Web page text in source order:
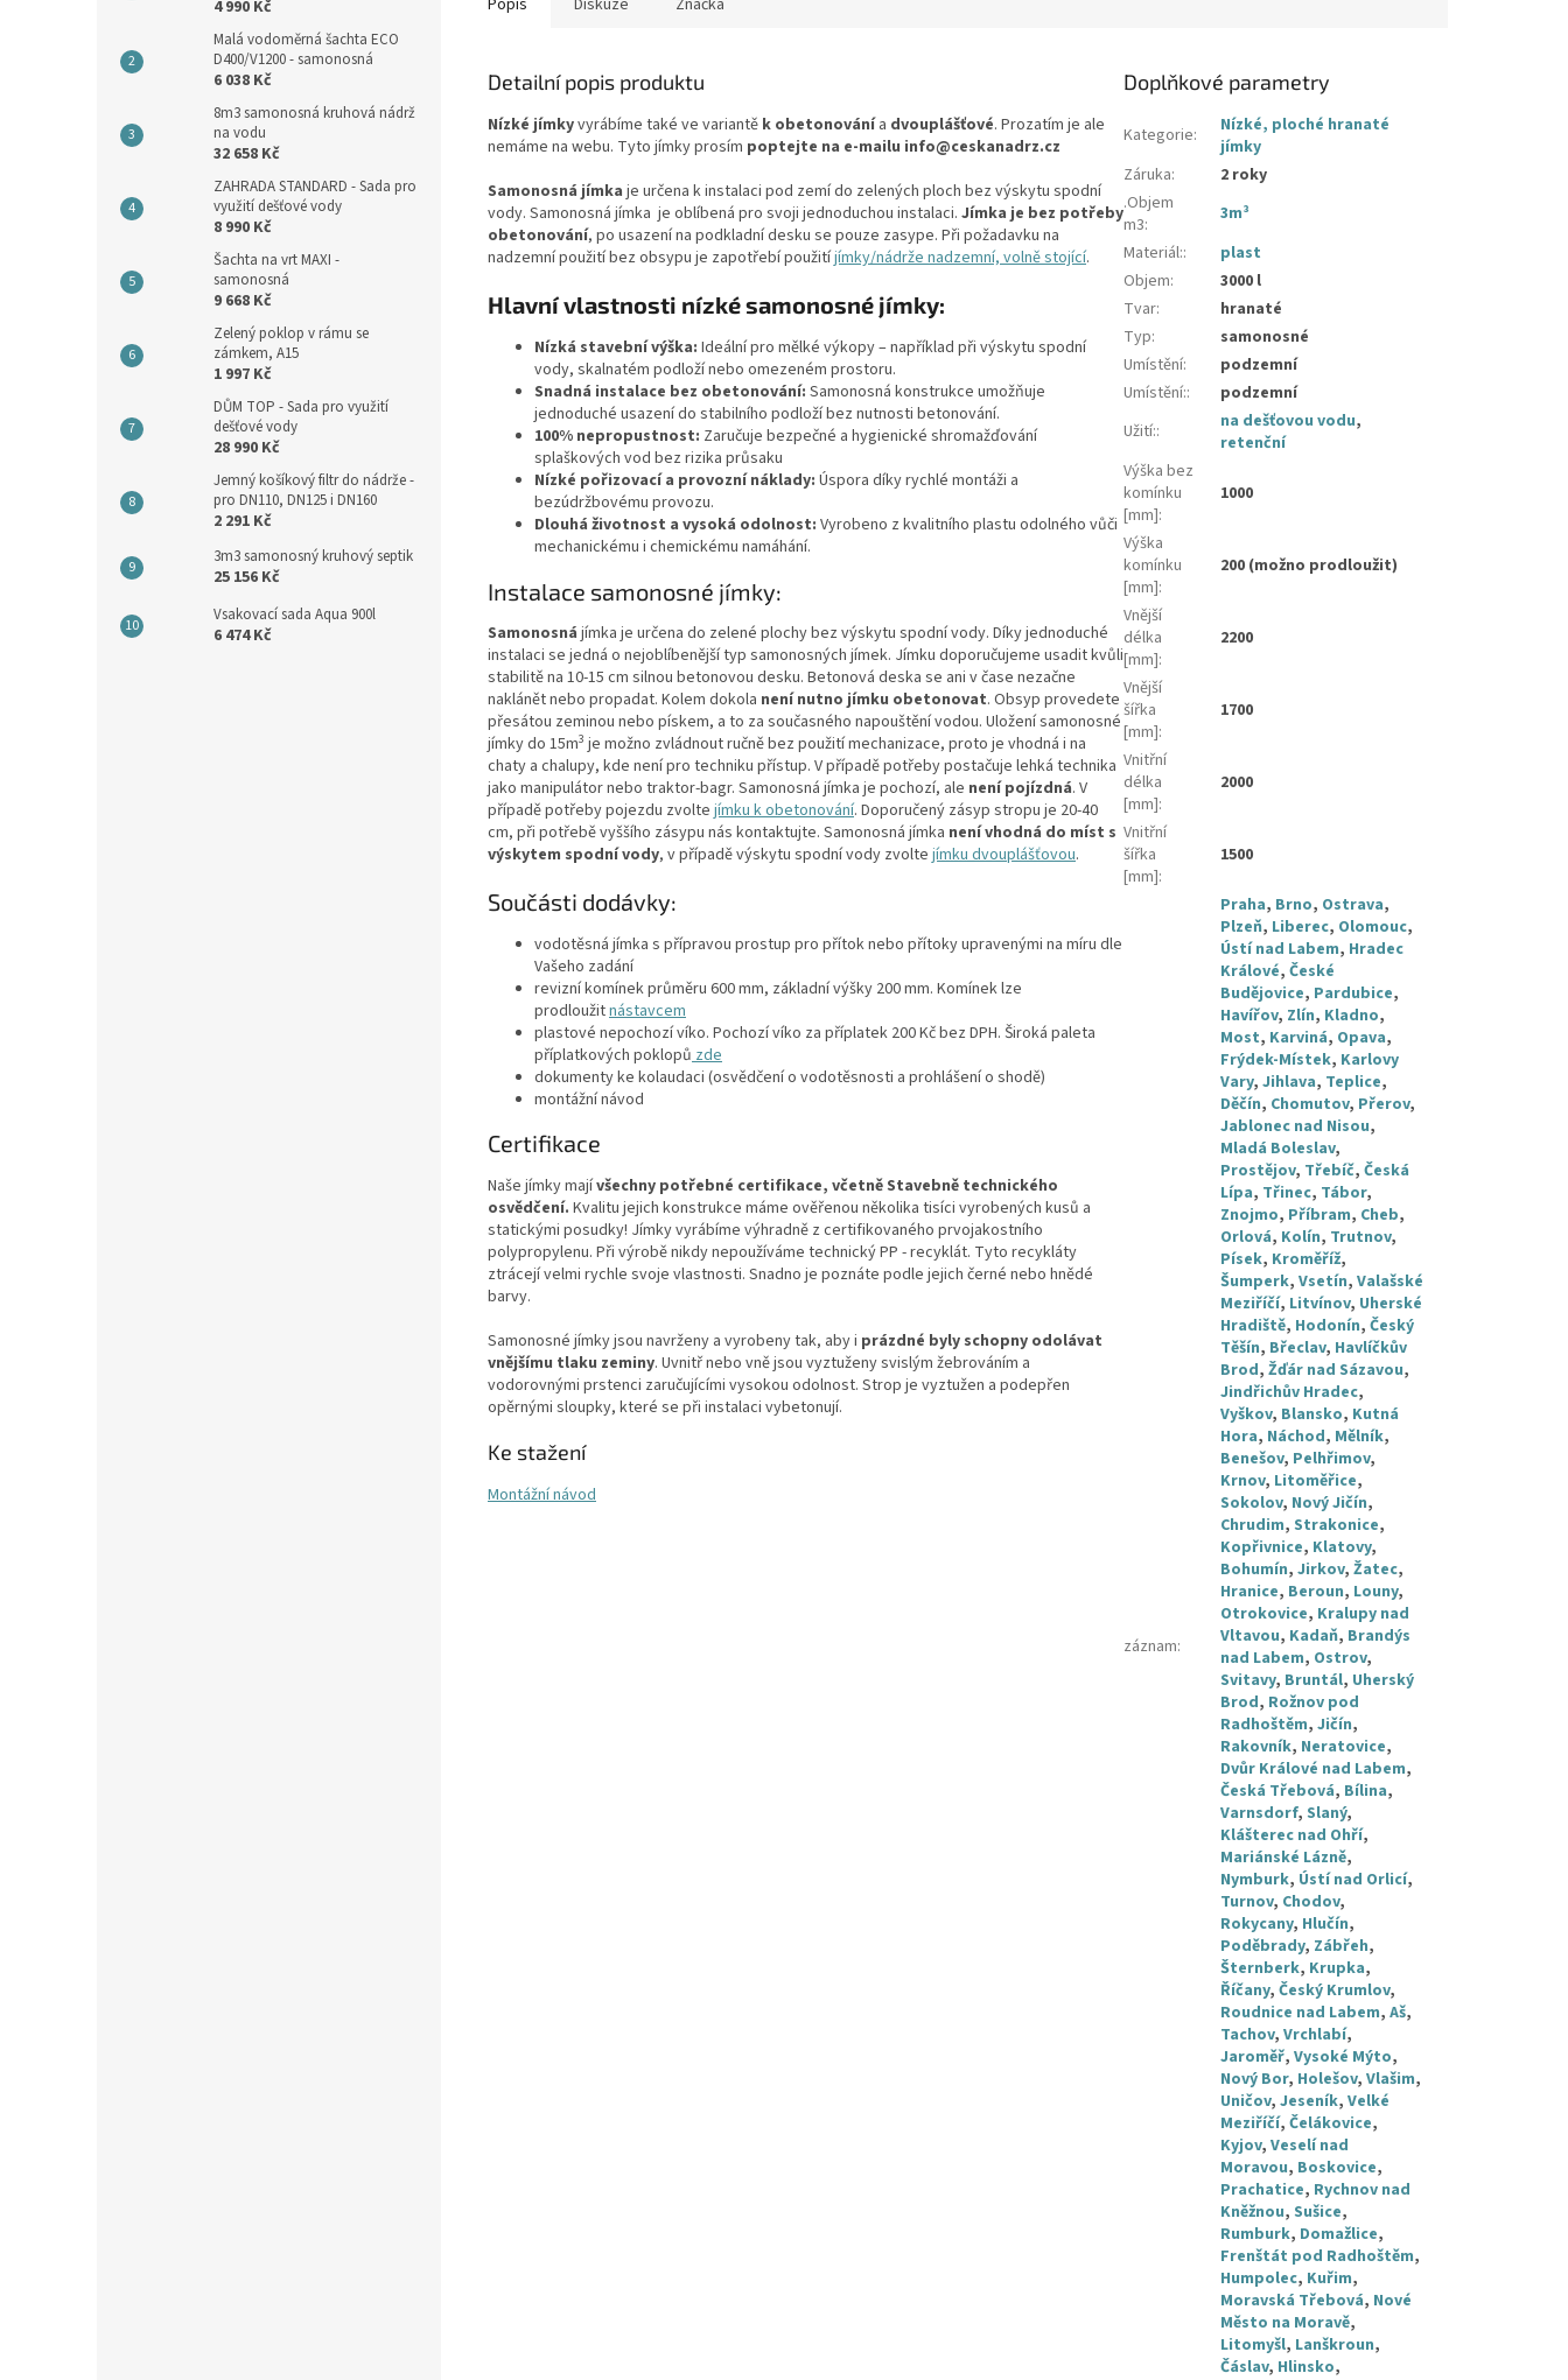
4 990 Kč
Malá vodoměrná šachta ECO
D400/V1200 - samonosná
6 038 Kč
8m3 samonosná kruhová nádrž
na vodu
32 658 Kč
ZAHRADA STANDARD - Sada pro
využití dešťové vody
8 990 Kč
Šachta na vrt MAXI -
samonosná
9 668 Kč
Zelený poklop v rámu se
zámkem, A15
1 997 Kč
DŮM TOP - Sada pro využití
dešťové vody
28 990 Kč
Jemný košíkový filtr do nádrže -
pro DN110, DN125 i DN160
2 291 Kč
3m3 samonosný kruhový septik
25 156 Kč
Vsakovací sada Aqua 900l
6 474 Kč
Popis Diskuze Značka
Detailní popis produktu
Nízké jímkyvyrábíme také ve variantě k obetonovánía dvouplášťové. Prozatím je ale
nemáme na webu. Tyto jímky prosím poptejte na e-mailu info@ceskanadrz.cz
Samonosná jímka je určena k instalaci pod zemí do zelených ploch bez výskytu spodní
vody. Samonosná jímka je oblíbená pro svoji jednoduchou instalaci. Jímka je bez potřeby
obetonování, po usazení na podkladní desku se pouze zasype. Při požadavku na
nadzemní použití bez obsypu je zapotřebí použitíjímky/nádrže nadzemní, volně stojící.
Hlavní vlastnosti nízké samonosné jímky:
Nízká stavební výška: Ideální pro mělké výkopy – například při výskytu spodní
vody, skalnatém podloží nebo omezeném prostoru.
Snadná instalace bez obetonování: Samonosná konstrukce umožňuje
jednoduché usazení do stabilního podloží bez nutnosti betonování.
100% nepropustnost: Zaručuje bezpečné a hygienické shromažďování
splaškových vod bez rizika průsaku
Nízké pořizovací a provozní náklady: Úspora díky rychlé montáži a
bezúdržbovému provozu.
Dlouhá životnost a vysoká odolnost: Vyrobeno z kvalitního plastu odolného vůči
mechanickému i chemickému namáhání.
Instalace samonosné jímky:
Samonosná jímka je určena do zelené plochy bez výskytu spodní vody. Díky jednoduché
instalaci se jedná o nejoblíbenější typ samonosných jímek. Jímku doporučujeme usadit kvůli
stabilitě na 10-15 cm silnou betonovou desku. Betonová deska se ani v čase nezačne
naklánět nebo propadat. Kolem dokola není nutno jímku obetonovat. Obsyp provedete
přesátou zeminou nebo pískem, a to za současného napouštění vodou. Uložení samonosné
jímky do 15m3 je možno zvládnout ručně bez použití mechanizace, proto je vhodná i na
chaty a chalupy, kde není pro techniku přístup. V případě potřeby postačuje lehká technika
jako manipulátor nebo traktor-bagr. Samonosná jímka je pochozí, ale není pojízdná. V
případě potřeby pojezdu zvolte jímku k obetonování. Doporučený zásyp stropu je 20-40
cm, při potřebě vyššího zásypu nás kontaktujte. Samonosná jímka není vhodná do míst s
výskytem spodní vody, v případě výskytu spodní vody zvolte jímku dvouplášťovou.
Součásti dodávky:
vodotěsná jímka s přípravou prostup pro přítok nebo přítoky upravenými na míru dle
Vašeho zadání
revizní komínek průměru 600 mm, základní výšky 200 mm. Komínek lze
prodloužitnástavcem
plastové nepochozí víko. Pochozí víko za příplatek 200 Kč bez DPH. Široká paleta
příplatkových poklopů zde
dokumenty ke kolaudaci (osvědčení o vodotěsnosti a prohlášení o shodě)
montážní návod
Certifikace
Naše jímky majívšechny potřebné certifikace, včetně Stavebně technického
osvědčení. Kvalitu jejich konstrukce máme ověřenou několika tisíci vyrobených kusů a
statickými posudky! Jímky vyrábíme výhradně z certifikovaného prvojakostního
polypropylenu. Při výrobě nikdy nepoužíváme technický PP - recyklát. Tyto recykláty
ztrácejí velmi rychle svoje vlastnosti. Snadno je poznáte podle jejich černé nebo hnědé
barvy.
Samonosné jímky jsou navrženy a vyrobeny tak, aby i prázdné byly schopny odolávat
vnějšímu tlaku zeminy. Uvnitř nebo vně jsou vyztuženy svislým žebrováním a
vodorovnými prstenci zaručujícími vysokou odolnost. Strop je vyztužen a podepřen
opěrnými sloupky, které se při instalaci vybetonují.
Ke stažení
Montážní návod
Doplňkové parametry
Kategorie:
Nízké, ploché hranaté
jímky
Záruka:
2 roky
.Objem
m3:
3m³
Materiál::
plast
Objem:
3000 l
Tvar:
hranaté
Typ:
samonosné
Umístění:
podzemní
Umístění::
podzemní
Užití:: na dešťovou vodu,
retenční
Výška bez
komínku
[mm]:
1000
Výška
komínku
[mm]:
200 (možno prodloužit)
Vnější
délka
[mm]:
2200
Vnější
šířka
[mm]:
1700
Vnitřní
délka
[mm]:
2000
Vnitřní
šířka
[mm]:
1500
záznam:
Praha, Brno, Ostrava,
Plzeň, Liberec, Olomouc,
Ústí nad Labem, Hradec
Králové,České
Budějovice, Pardubice,
Havířov, Zlín, Kladno,
Most, Karviná, Opava,
Frýdek-Místek, Karlovy
Vary,Jihlava, Teplice,
Děčín, Chomutov, Přerov,
Jablonec nad Nisou,
Mladá Boleslav,
Prostějov, Třebíč,Česká
Lípa, Třinec, Tábor,
Znojmo, Příbram, Cheb,
Orlová, Kolín, Trutnov,
Písek, Kroměříž,
Šumperk,Vsetín,Valašské
Meziříčí, Litvínov, Uherské
Hradiště, Hodonín,Český
Těšín, Břeclav, Havlíčkův
Brod,Žďár nad Sázavou,
Jindřichův Hradec,
Vyškov, Blansko, Kutná
Hora, Náchod, Mělník,
Benešov, Pelhřimov,
Krnov, Litoměřice,
Sokolov, Nový Jičín,
Chrudim,Strakonice,
Kopřivnice, Klatovy,
Bohumín,Jirkov,Žatec,
Hranice, Beroun, Louny,
Otrokovice, Kralupy nad
Vltavou, Kadaň, Brandýs
nad Labem, Ostrov,
Svitavy, Bruntál, Uherský
Brod, Rožnov pod
Radhoštěm,Jičín,
Rakovník, Neratovice,
Dvůr Králové nad Labem,
Česká Třebová, Bílina,
Varnsdorf,Slaný,
Klášterec nad Ohří,
Mariánské Lázně,
Nymburk, Ústí nad Orlicí,
Turnov, Chodov,
Rokycany, Hlučín,
Poděbrady, Zábřeh,
Šternberk, Krupka,
Říčany,Český Krumlov,
Roudnice nad Labem,Aš,
Tachov,Vrchlabí,
Jaroměř,Vysoké Mýto,
Nový Bor, Holešov,Vlašim,
Uničov,Jeseník,Velké
Meziříčí,Čelákovice,
Kyjov,Veselí nad
Moravou, Boskovice,
Prachatice, Rychnov nad
Kněžnou,Sušice,
Rumburk, Domažlice,
Frenštát pod Radhoštěm,
Humpolec, Kuřim,
Moravská Třebová, Nové
Město na Moravě,
Litomyšl, Lanškroun,
Čáslav, Hlinsko,